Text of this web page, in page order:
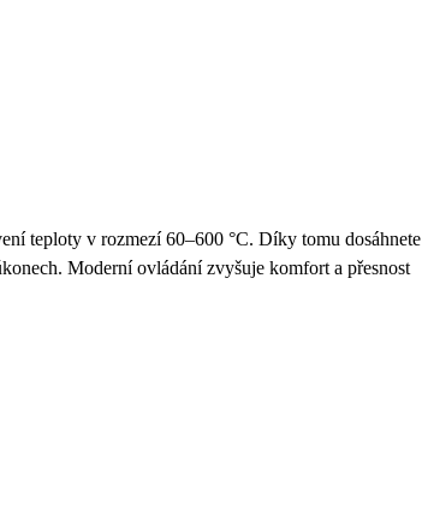
teploty v rozmezí 60–600 °C. Díky tomu dosáhnete
Moderní ovládání zvyšuje komfort a přesnost